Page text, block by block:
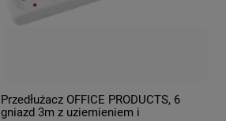
Przedłużacz OFFICE PRODUCTS, 6
gniazd 3m z uziemieniem i